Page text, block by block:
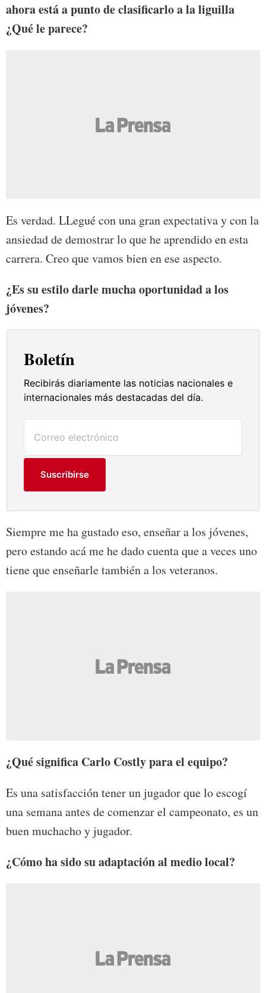
ahora está a punto de clasificarlo a la liguilla
¿Qué le parece?
Es verdad. LLegué con una gran expectativa y con la
ansiedad de demostrar lo que he aprendido en esta
carrera. Creo que vamos bien en ese aspecto.
¿Es su estilo darle mucha oportunidad a los
jóvenes?
Boletín
Recibirás diariamente las noticias nacionales e
internacionales más destacadas del día.
Suscribirse
Siempre me ha gustado eso, enseñar a los jóvenes,
pero estando acá me he dado cuenta que a veces uno
tiene que enseñarle también a los veteranos.
¿Qué significa Carlo Costly para el equipo?
Es una satisfacción tener un jugador que lo escogí
una semana antes de comenzar el campeonato, es un
buen muchacho y jugador.
¿Cómo ha sido su adaptación al medio local?